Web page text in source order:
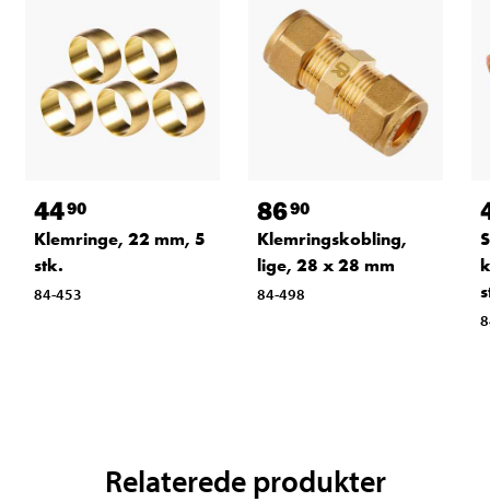
4490
Klemringe, 22 mm, 5
stk.
84-453
8690
Klemringskobling,
lige, 28 x 28 mm
84-498
Relaterede produkter